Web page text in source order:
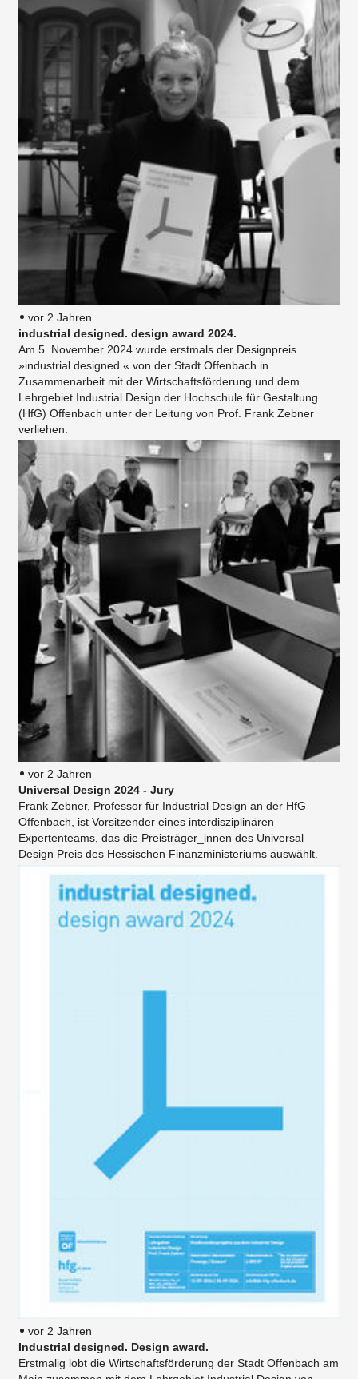
vor 2 Jahren
industrial designed. design award 2024.
Am 5. November 2024 wurde erstmals der Designpreis
»industrial designed.« von der Stadt Offenbach in
Zusammenarbeit mit der Wirtschaftsförderung und dem
Lehrgebiet Industrial Design der Hochschule für Gestaltung
(HfG) Offenbach unter der Leitung von Prof. Frank Zebner
verliehen.
vor 2 Jahren
Universal Design 2024 - Jury
Frank Zebner, Professor für Industrial Design an der HfG
Offenbach, ist Vorsitzender eines interdisziplinären
Expertenteams, das die Preisträger_innen des Universal
Design Preis des Hessischen Finanzministeriums auswählt.
vor 2 Jahren
Industrial designed. Design award.
Erstmalig lobt die Wirtschaftsförderung der Stadt Offenbach am